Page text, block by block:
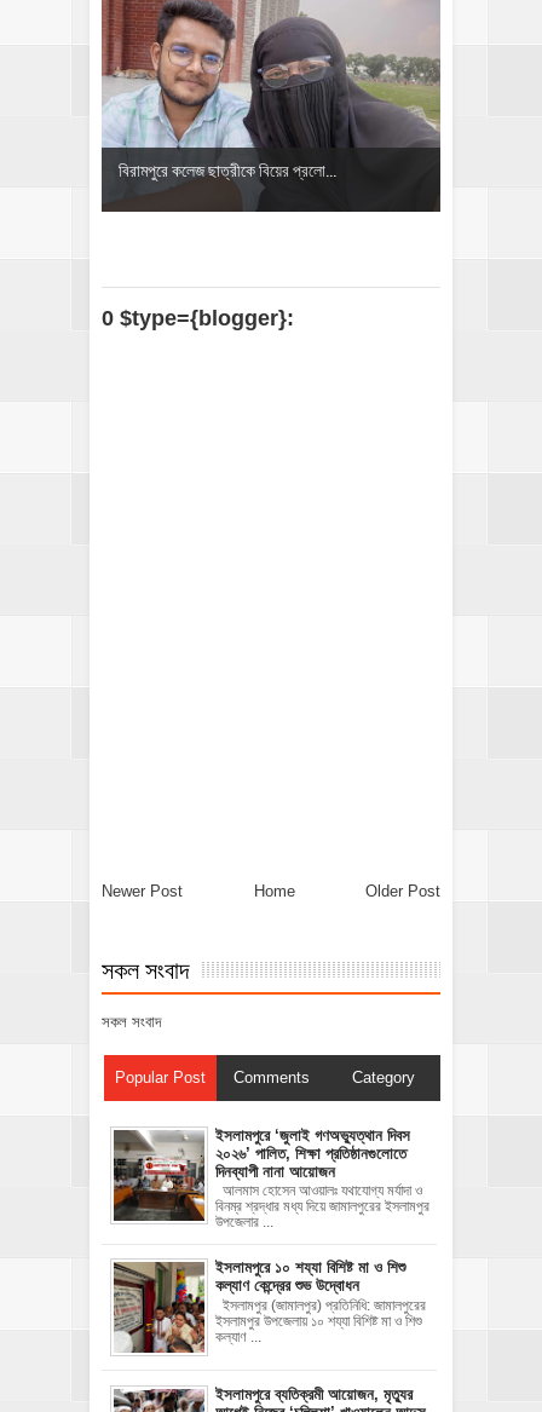
বিরামপুরে কলেজ ছাত্রীকে বিয়ের প্রলো...
0 $type={blogger}:
Newer Post Older Post
Home
সকল সংবাদ
সকল সংবাদ
Popular Post Comments Category
‎ইসলামপুরে ‘জুলাই গণঅভ্যুত্থান দিবস
২০২৬’ পালিত, শিক্ষা প্রতিষ্ঠানগুলোতে
দিনব্যাপী নানা আয়োজন
‎​আলমাস হোসেন আওয়ালঃ‎ ‎​যথাযোগ্য মর্যাদা ও
বিনম্র শ্রদ্ধার মধ্য দিয়ে জামালপুরের ইসলামপুর
উপজেলার ...
ইসলামপুরে ১০ শয্যা বিশিষ্ট মা ও শিশু
কল্যাণ কেন্দ্রের শুভ উদ্বোধন
ইসলামপুর (জামালপুর) প্রতিনিধি: জামালপুরের
ইসলামপুর উপজেলায় ১০ শয্যা বিশিষ্ট মা ও শিশু
কল্যাণ ...
‎ইসলামপুরে ব্যতিক্রমী আয়োজন, মৃত্যুর